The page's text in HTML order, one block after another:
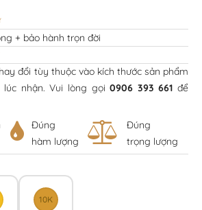
+ bảo hành trọn đời
đổi tùy thuộc vào kích thước sản phẩm
lúc nhận. Vui lòng gọi0906 393 661 để
Đúng
hàm lượng
Đúng
trọng lượng
10K